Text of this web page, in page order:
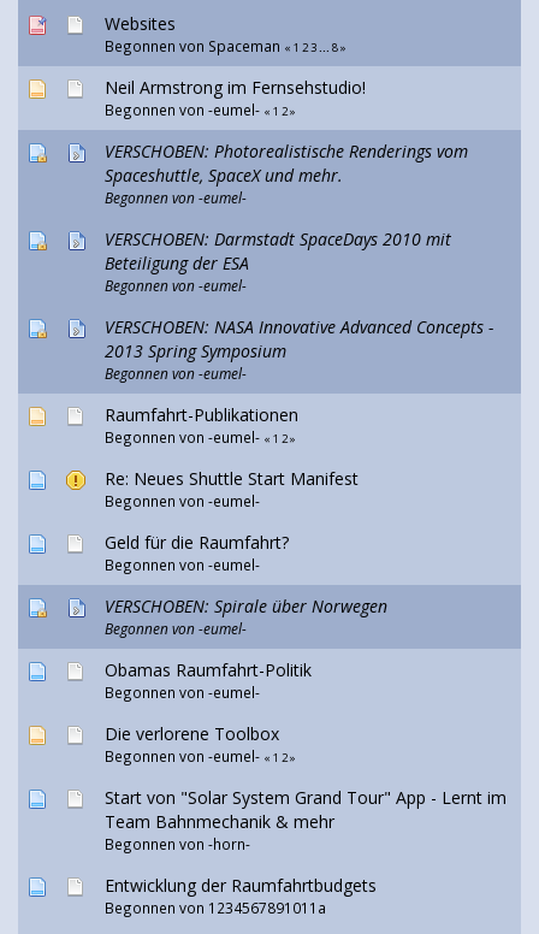
Websites
Begonnen von Spaceman « 1 23... 8»
Neil Armstrong im Fernsehstudio!
Begonnen von -eumel- « 1 2»
VERSCHOBEN: Photorealistische Renderings vom
Spaceshuttle, SpaceX und mehr.
Begonnen von-eumel-
VERSCHOBEN: Darmstadt SpaceDays 2010 mit
Beteiligung der ESA
Begonnen von-eumel-
VERSCHOBEN: NASA Innovative Advanced Concepts -
2013 Spring Symposium
Begonnen von-eumel-
Raumfahrt-Publikationen
Begonnen von -eumel- « 1 2»
Re: Neues Shuttle Start Manifest
Begonnen von -eumel-
Geld für die Raumfahrt?
Begonnen von -eumel-
VERSCHOBEN: Spirale über Norwegen
Begonnen von-eumel-
Obamas Raumfahrt-Politik
Begonnen von -eumel-
Die verlorene Toolbox
Begonnen von -eumel- « 1 2»
Start von "Solar System Grand Tour" App - Lernt im
Team Bahnmechanik & mehr
Begonnen von -horn-
Entwicklung der Raumfahrtbudgets
Begonnen von 1234567891011a